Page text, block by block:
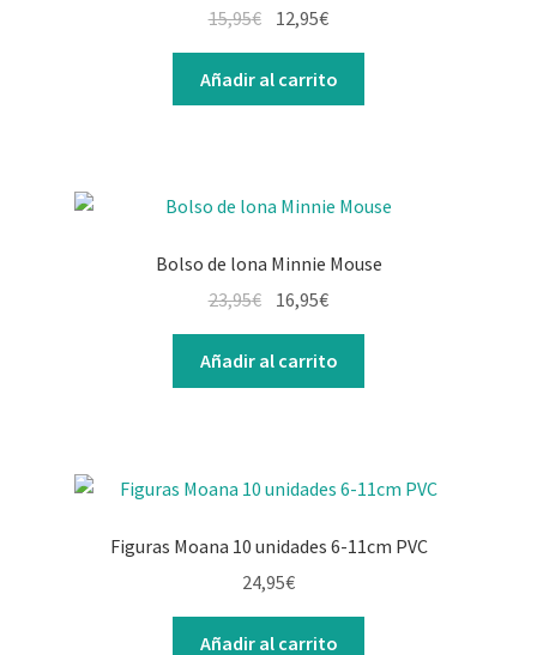
15,95€ El
original
era:
12,95€El
actual
es:
Añadir al carrito
Bolso de lona Minnie Mouse
23,95€ El
precio
original
era:
16,95€El
precio
actual
es:
Añadir al carrito
Figuras Moana 10 unidades 6-11cm PVC
24,95€
Añadir al carrito